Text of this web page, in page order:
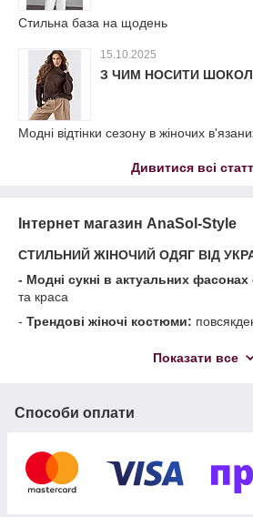
Стильна база на щодень
15.10.2025
З ЧИМ НОСИТИ
Модні відтінки сезону в жіночих
Дивитися всі
Інтернет магазин AnaSol-Style
СТИЛЬНИЙ ЖІНОЧИЙ ОДЯГ ВІД
- Модні сукні в актуальних фасонах
та краса
- Трендові жіночі костюми:
тепло та комфорт
ВИРОБНИКАМИ ЖІНОЧОГО ОДЯГУ
Показати все
Способи оплати